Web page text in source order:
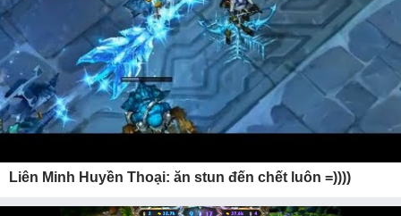
Liên Minh Huyền Thoại: ăn stun đến chết luôn =))))